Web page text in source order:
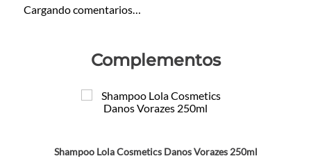
Cargando comentarios…
Complementos
Shampoo Lola Cosmetics Danos Vorazes 250ml